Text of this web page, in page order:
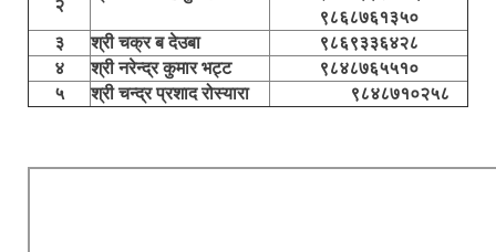
२
९८६८७६१३५०
३
श्री चक्र ब देउबा
९८६९३३६४२८
४
श्री नरेन्द्र कुमार भट्ट
९८४८७६५५१०
५
श्री चन्द्र प्रशाद रोस्यारा ९८४८७१०२५८